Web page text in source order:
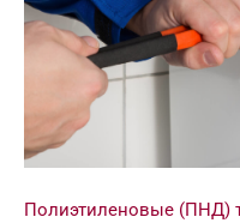
Полиэтиленовые (ПНД)